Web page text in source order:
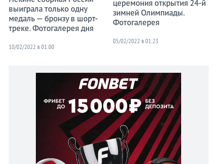
выиграла только одну
медаль — бронзу в шорт-
треке. Фотогалерея дня
10/02/2022 в 01:00
церемония открытия 24-й
зимней Олимпиады.
Фотогалерея
05/02/2022 в 01:23